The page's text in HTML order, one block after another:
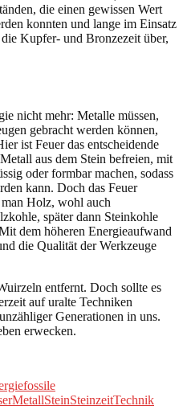
die einen gewissen Wert
konnten und lange im Einsatz
Kupfer- und Bronzezeit über,
nicht mehr: Metalle müssen,
gebracht werden können,
ist Feuer das entscheidende
aus dem Stein befreien, mit
oder formbar machen, sodass
kann. Doch das Feuer
Holz, wohl auch
später dann Steinkohle
dem höheren Energieaufwand
die Qualität der Werkzeuge
entfernt. Doch sollte es
auf uralte Techniken
Generationen in uns.
erwecken.
fossile
MetallSteinSteinzeitTechnik